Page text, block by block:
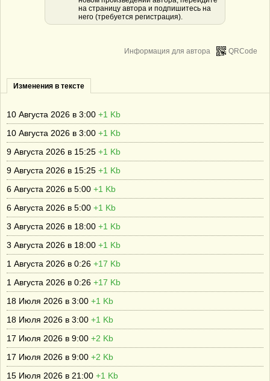
на страницу автора и подпишитесь на
него (требуется регистрация).
QRCode
Информация для автора
Изменения в тексте
10 Августа 2026 в 3:00 +1 Kb
10 Августа 2026 в 3:00 +1 Kb
9 Августа 2026 в 15:25 +1 Kb
9 Августа 2026 в 15:25 +1 Kb
6 Августа 2026 в 5:00 +1 Kb
6 Августа 2026 в 5:00 +1 Kb
3 Августа 2026 в 18:00 +1 Kb
3 Августа 2026 в 18:00 +1 Kb
1 Августа 2026 в 0:26 +17 Kb
1 Августа 2026 в 0:26 +17 Kb
18 Июля 2026 в 3:00 +1 Kb
18 Июля 2026 в 3:00 +1 Kb
17 Июля 2026 в 9:00 +2 Kb
17 Июля 2026 в 9:00 +2 Kb
15 Июля 2026 в 21:00 +1 Kb